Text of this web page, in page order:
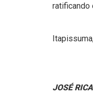
ratificando
JOSÉ